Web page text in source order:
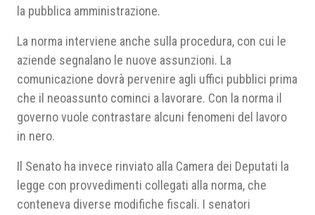
la pubblica amministrazione.
La norma interviene anche sulla procedura, con cui le
aziende segnalano le nuove assunzioni. La
comunicazione dovrà pervenire agli uffici pubblici prima
che il neoassunto cominci a lavorare. Con la norma il
governo vuole contrastare alcuni fenomeni del lavoro
in nero.
Il Senato ha invece rinviato alla Camera dei Deputati la
legge con provvedimenti collegati alla norma, che
conteneva diverse modifiche fiscali. I senatori